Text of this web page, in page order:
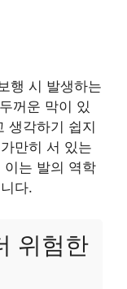
행 시 발생하는
꺼운 막이 있
생각하기 쉽지
만히 서 있는
이는 발의 역학
다.
위험한